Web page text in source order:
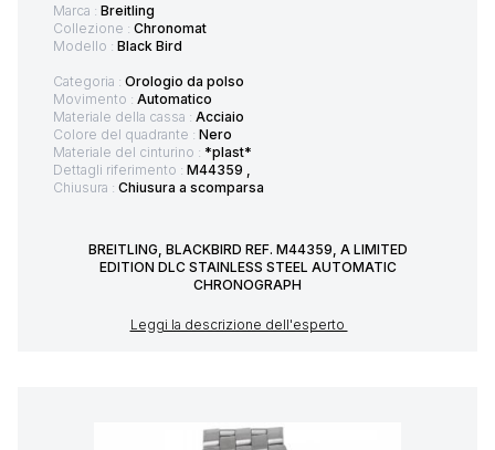
Marca : Breitling
Collezione : Chronomat
Modello : Black Bird
Categoria : Orologio da polso
Movimento : Automatico
Materiale della cassa : Acciaio
Colore del quadrante : Nero
Materiale del cinturino : *plast*
Dettagli riferimento : M44359 ,
Chiusura : Chiusura a scomparsa
BREITLING, BLACKBIRD REF. M44359, A LIMITED
EDITION DLC STAINLESS STEEL AUTOMATIC
CHRONOGRAPH
Leggi la descrizione dell'esperto